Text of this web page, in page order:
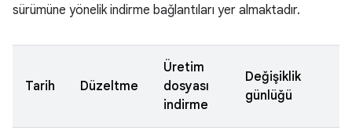
sürümüne yönelik indirme bağlantıları yer almaktadır.
Tarih Düzeltme
Üretim
dosyası
indirme
Değişiklik
günlüğü